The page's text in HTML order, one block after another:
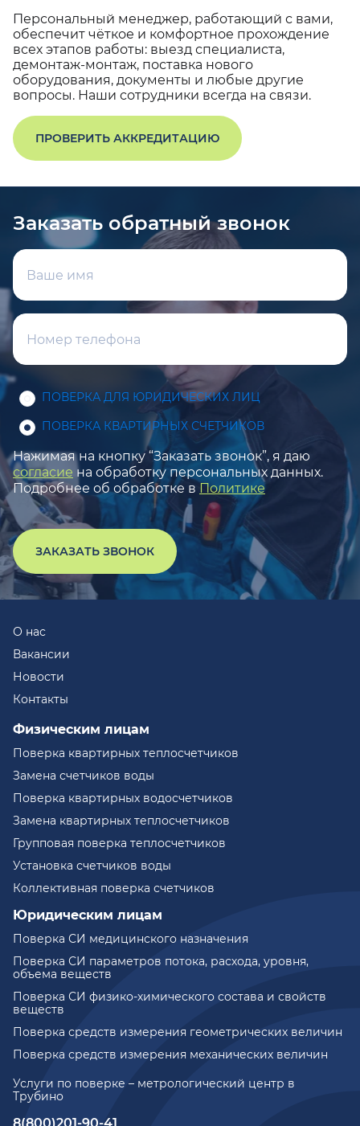
Персональный менеджер, работающий с вами,
обеспечит чёткое и комфортное прохождение
всех этапов работы: выезд специалиста,
демонтаж-монтаж, поставка нового
оборудования, документы и любые другие
вопросы. Наши сотрудники всегда на связи.
ПРОВЕРИТЬ АККРЕДИТАЦИЮ
Заказать обратный звонок
ПОВЕРКА ДЛЯ ЮРИДИЧЕСКИХ ЛИЦ
ПОВЕРКА КВАРТИРНЫХ СЧЕТЧИКОВ
Нажимая на кнопку “Заказать звонок”, я даю
согласие на обработку персональных данных.
Подробнее об обработке в Политике
ЗАКАЗАТЬ ЗВОНОК
Услуги по поверке – метрологический центр в
Трубино
О нас
Вакансии
Новости
Контакты
Физическим лицам
Поверка квартирных теплосчетчиков
Замена счетчиков воды
Поверка квартирных водосчетчиков
Замена квартирных теплосчетчиков
Групповая поверка теплосчетчиков
Установка счетчиков воды
Коллективная поверка счетчиков
Юридическим лицам
Поверка СИ медицинского назначения
Поверка СИ параметров потока, расхода, уровня,
объема веществ
Поверка СИ физико-химического состава и свойств
веществ
Поверка средств измерения геометрических величин
Поверка средств измерения механических величин